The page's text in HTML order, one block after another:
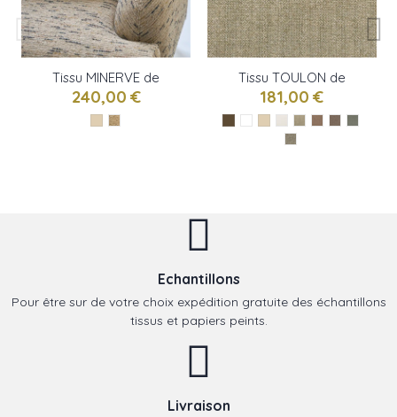
Tissu MINERVE de
Designers Guild
240,00 €
Tissu TOULON de
Designers Guild
181,00 €
Echantillons
Pour être sur de votre choix expédition gratuite des échantillons
tissus et papiers peints.
Livraison